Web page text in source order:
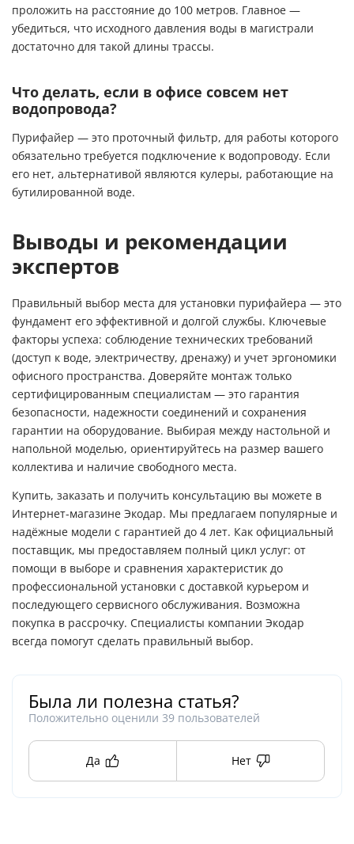
проложить на расстояние до 100 метров. Главное —
убедиться, что исходного давления воды в магистрали
достаточно для такой длины трассы.
Что делать, если в офисе совсем нет
водопровода?
Пурифайер — это проточный фильтр, для работы которого
обязательно требуется подключение к водопроводу. Если
его нет, альтернативой являются кулеры, работающие на
бутилированной воде.
Выводы и рекомендации
экспертов
Правильный выбор места для установки пурифайера — это
фундамент его эффективной и долгой службы. Ключевые
факторы успеха: соблюдение технических требований
(доступ к воде, электричеству, дренажу) и учет эргономики
офисного пространства. Доверяйте монтаж только
сертифицированным специалистам — это гарантия
безопасности, надежности соединений и сохранения
гарантии на оборудование. Выбирая между настольной и
напольной моделью, ориентируйтесь на размер вашего
коллектива и наличие свободного места.
Купить, заказать и получить консультацию вы можете в
Интернет-магазине Экодар. Мы предлагаем популярные и
надёжные модели с гарантией до 4 лет. Как официальный
поставщик, мы предоставляем полный цикл услуг: от
помощи в выборе и сравнения характеристик до
профессиональной установки с доставкой курьером и
последующего сервисного обслуживания. Возможна
покупка в рассрочку. Специалисты компании Экодар
всегда помогут сделать правильный выбор.
Была ли полезна статья?
Положительно оценили 39 пользователей
Да Нет